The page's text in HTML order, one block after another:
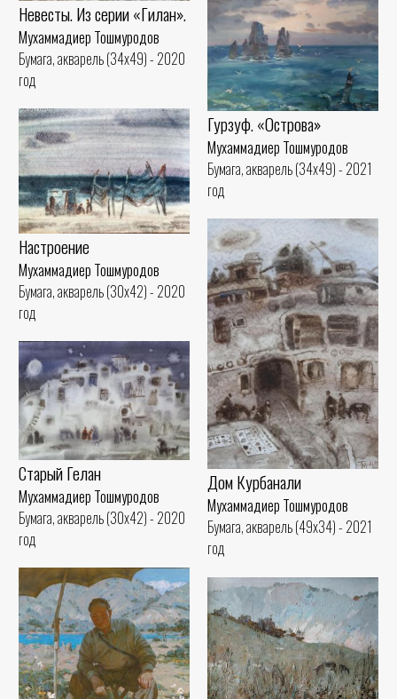
Невесты. Из серии «Гилан».
Мухаммадиер Тошмуродов
Бумага, акварель (34x49) - 2020
год
Гурзуф. «Острова»
Мухаммадиер Тошмуродов
Бумага, акварель (34x49) - 2021
год
Настроение
Мухаммадиер Тошмуродов
Бумага, акварель (30x42) - 2020
год
Дом Курбанали
Мухаммадиер Тошмуродов
Бумага, акварель (49x34) - 2021
год
Старый Гелан
Мухаммадиер Тошмуродов
Бумага, акварель (30x42) - 2020
год